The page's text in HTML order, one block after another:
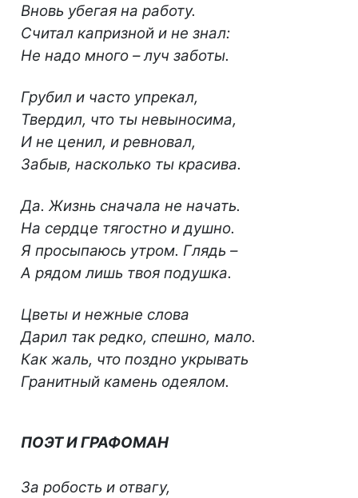
Вновь убегая на работу.
Считал капризной и не знал:
Не надо много – луч заботы.
Грубил и часто упрекал,
Твердил, что ты невыносима,
И не ценил, и ревновал,
Забыв, насколько ты красива.
Да. Жизнь сначала не начать.
На сердце тягостно и душно.
Я просыпаюсь утром. Глядь –
А рядом лишь твоя подушка.
Цветы и нежные слова
Дарил так редко, спешно, мало.
Как жаль, что поздно укрывать
Гранитный камень одеялом.
ПОЭТ И ГРАФОМАН
За робость и отвагу,